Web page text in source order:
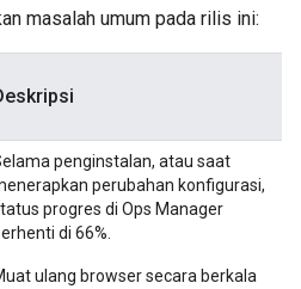
masalah umum pada rilis ini:
penginstalan, atau saat
perubahan konfigurasi,
progres di Ops Manager
di 66%.
ulang browser secara berkala